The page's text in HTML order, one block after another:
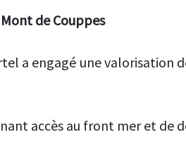
de Couppes
a engagé une valorisation
accès au front mer et